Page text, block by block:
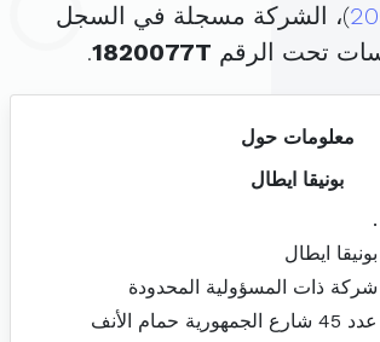
)، الشركة مسجلة في السجل
تحت الرقم 1820077T
.
معلومات حول
بونيقا ايطال
.
بونيقا ايطال
شركة ذات المسؤولية المحدودة
عدد 45 شارع الجمهورية حمام الأنف